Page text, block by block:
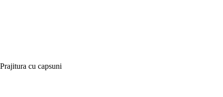
Prajitura cu capsuni